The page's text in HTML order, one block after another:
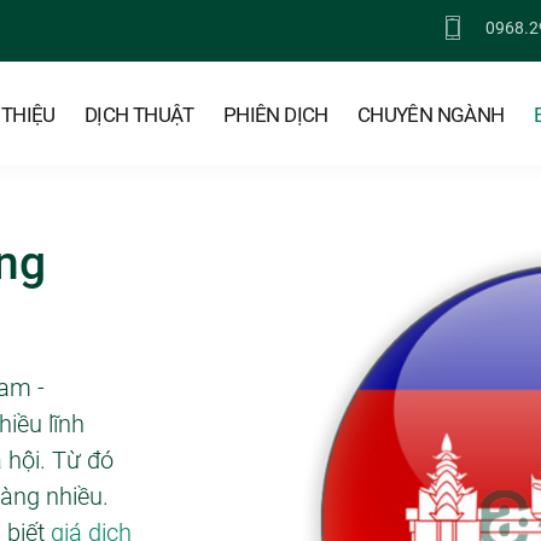
DỊCH THUẬT PHIÊN DỊCH CHUYÊN NGÀNH
-
lĩnh
hội. Từ đó
nhiều.
biết giá dịch